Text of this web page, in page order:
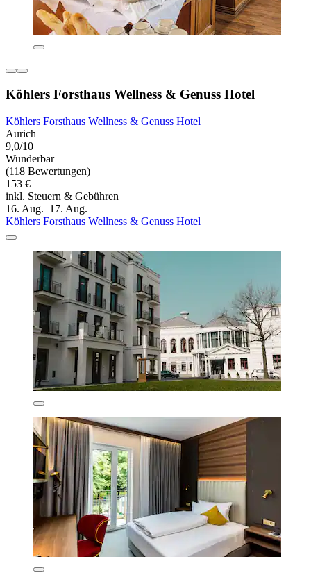
Köhlers Forsthaus Wellness & Genuss Hotel
Köhlers Forsthaus Wellness & Genuss Hotel
Aurich
9,0/10
Wunderbar
(118 Bewertungen)
153 €
inkl. Steuern & Gebühren
16. Aug.–17. Aug.
Köhlers Forsthaus Wellness & Genuss Hotel